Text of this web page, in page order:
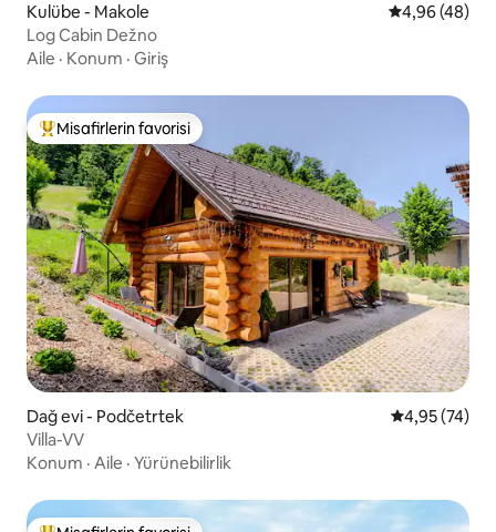
Kulübe - Makole 5 üzerinden
4,96 (48)
Log Cabin Dežno
Aile · Konum · Giriş
Misafirlerin favorilerinden en beğenilenler arasında
Misafirlerin favorisi
Dağ evi - Podčetrtek 5 üzerinden
4,95 (74)
Villa-VV
Konum · Aile · Yürünebilirlik